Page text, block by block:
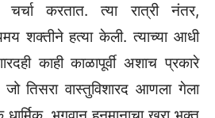
करतात. त्या रात्री नंतर,
शक्तीने हत्या केली. त्याच्या आधी
काही काळापूर्वी अशाच प्रकारे
तिसरा वास्तुविशारद आणला गेला